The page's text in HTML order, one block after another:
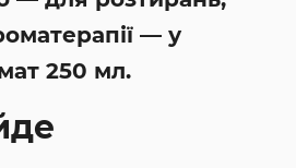
— у
250 мл.